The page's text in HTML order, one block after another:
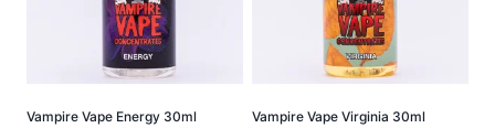
Vampire Vape Energy 30ml Vampire Vape Virginia 30ml